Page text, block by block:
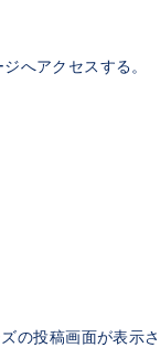
へアクセスする。
の投稿画面が表示さ